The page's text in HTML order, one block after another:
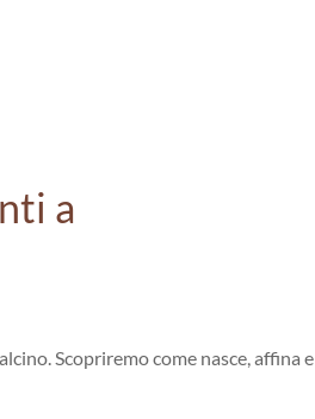
a
Scopriremo come nasce, affinae